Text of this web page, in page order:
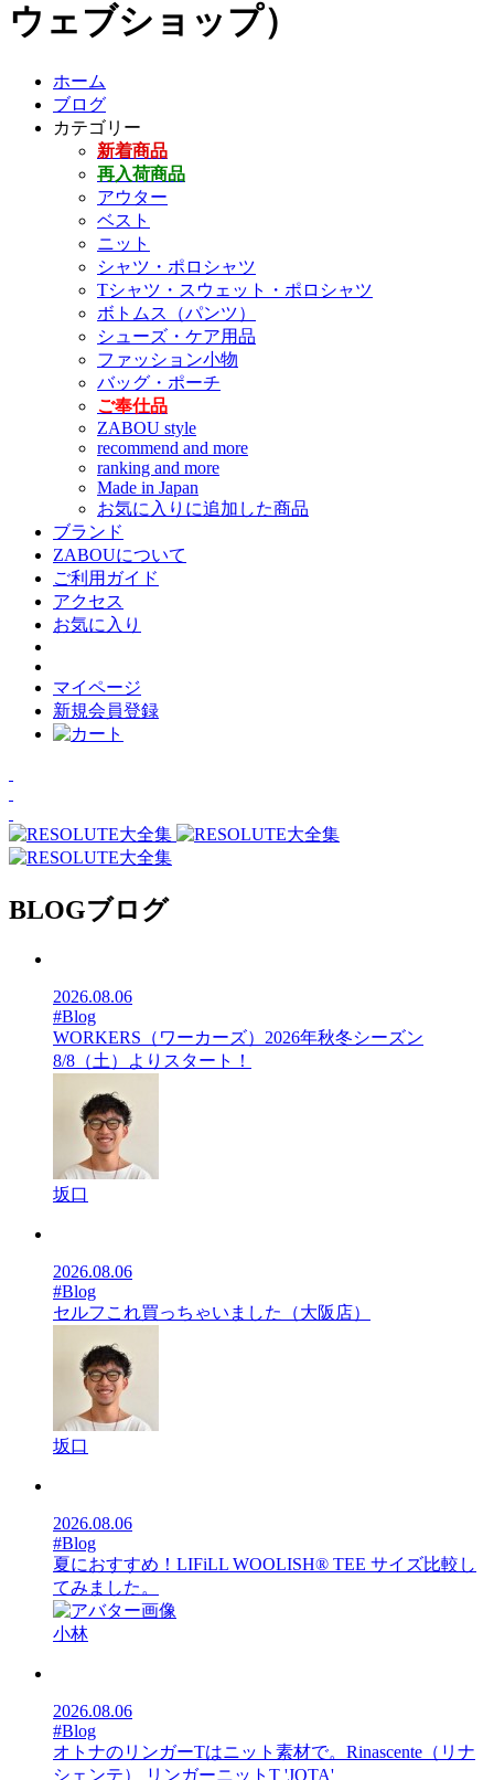
ウェブショップ）
ホーム
ブログ
カテゴリー
新着商品
再入荷商品
アウター
ベスト
ニット
シャツ・ポロシャツ
Tシャツ・スウェット・ポロシャツ
ボトムス（パンツ）
シューズ・ケア用品
ファッション小物
バッグ・ポーチ
ご奉仕品
ZABOU style
recommend and more
ranking and more
Made in Japan
お気に入りに追加した商品
ブランド
ZABOUについて
ご利用ガイド
アクセス
お気に入り
マイページ
新規会員登録
BLOGブログ
2026.08.06
#Blog
WORKERS（ワーカーズ）2026年秋冬シーズン
8/8（土）よりスタート！
坂口
2026.08.06
#Blog
セルフこれ買っちゃいました（大阪店）
坂口
2026.08.06
#Blog
夏におすすめ！LIFiLL WOOLISH® TEE サイズ比較し
てみました。
小林
2026.08.06
#Blog
オトナのリンガーTはニット素材で。Rinascente（リナ
シェンテ） リンガーニットT 'JOTA'